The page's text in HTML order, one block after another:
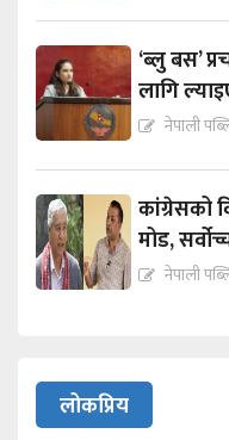
‘ब्लु बस’
लागि
नेपाली
कांग्रेसको
मोड,
नेपाली
लोकप्रिय